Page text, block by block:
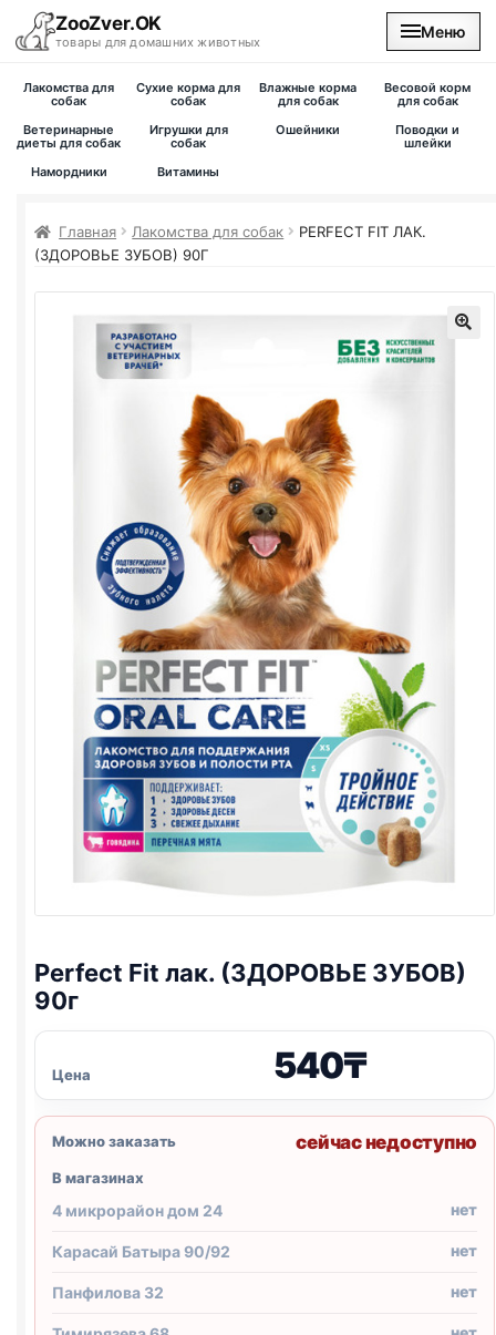
ZooZver.OK
товары для домашних животных
Меню
На главную
Лакомства для
собак
Сухие корма для
собак
Влажные корма
для собак
Весовой корм
для собак
Ветеринарные
диеты для собак
Игрушки для
собак
Ошейники
Поводки и
шлейки
Намордники
Витамины
Главная Лакомства для собак
PERFECT FIT ЛАК.
(ЗДОРОВЬЕ ЗУБОВ) 90Г
Perfect Fit лак. (ЗДОРОВЬЕ ЗУБОВ)
90г
Цена 540₸
Можно заказать сейчас недоступно
В магазинах
4 микрорайон дом 24 нет
Карасай Батыра 90/92 нет
Панфилова 32 нет